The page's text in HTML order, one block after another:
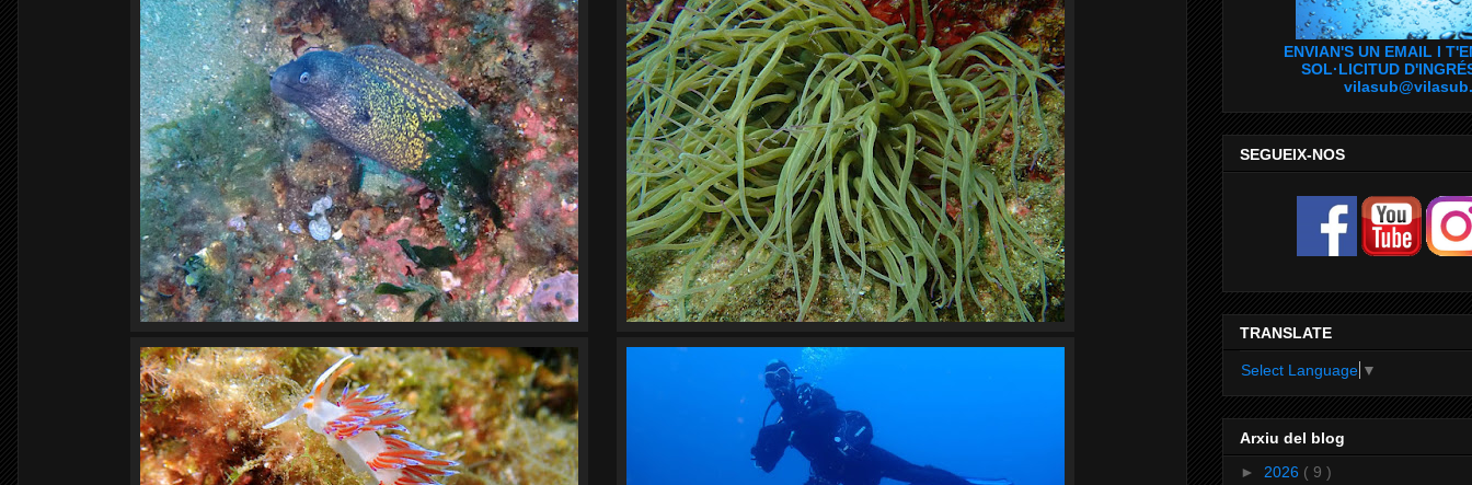
ENVIAN'S UN EMAIL I
SOL·LICITUD
SEGUEIX-NOS
TRANSLATE
Select Language ▼
Arxiu del blog
► 2026 ( 9 )